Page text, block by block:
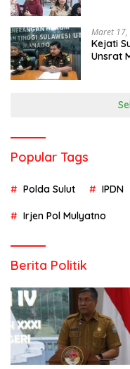
Maret
Kejati
Unsrat
Popular Tags
Polda Sulut IPDN
Irjen Pol Mulyatno
Berita Politik